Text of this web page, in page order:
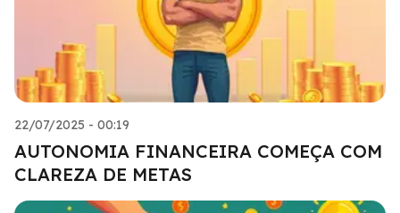
22/07/2025 - 00:19
AUTONOMIA FINANCEIRA COMEÇA COM
CLAREZA DE METAS